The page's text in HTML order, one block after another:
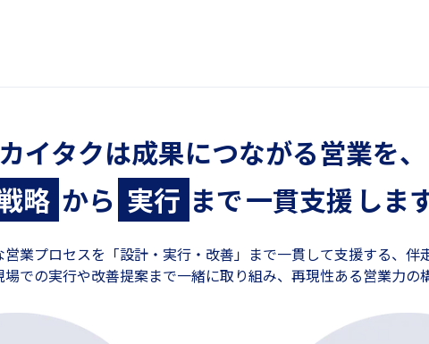
カイタクは成果につながる営業を、
略 から 実行 まで一貫支援 しま
業プロセスを「設計・実行・改善」まで一貫して支援する、伴
での実行や改善提案まで一緒に取り組み、再現性ある営業力の